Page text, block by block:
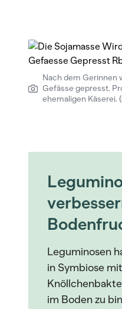
Nach dem Gerinnen
Gefässe gepresst.
ehemaligen Käserei.
Leguminosen
in Symbiose mit
im Boden zu